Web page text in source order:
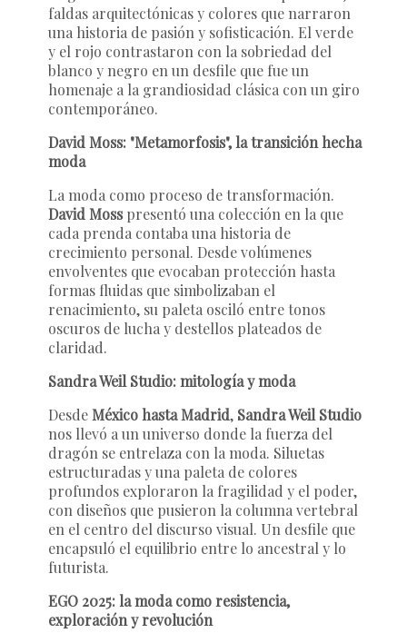
faldas arquitectónicas y colores que narraron
una historia de pasión y sofisticación. El verde
y el rojo contrastaron con la sobriedad del
blanco y negro en un desfile que fue un
homenaje a la grandiosidad clásica con un giro
contemporáneo.
David Moss: "Metamorfosis", la transición hecha
moda
La moda como proceso de transformación.
David Mosspresentó una colección en la que
cada prenda contaba una historia de
crecimiento personal. Desde volúmenes
envolventes que evocaban protección hasta
formas fluidas que simbolizaban el
renacimiento, su paleta osciló entre tonos
oscuros de lucha y destellos plateados de
claridad.
Sandra Weil Studio: mitología y moda
DesdeMéxico hasta Madrid, Sandra Weil Studio
nos llevó a un universo donde la fuerza del
dragón se entrelaza con la moda. Siluetas
estructuradas y una paleta de colores
profundos exploraron la fragilidad y el poder,
con diseños que pusieron la columna vertebral
en el centro del discurso visual. Un desfile que
encapsuló el equilibrio entre lo ancestral y lo
futurista.
EGO 2025: la moda como resistencia,
exploración y revolución